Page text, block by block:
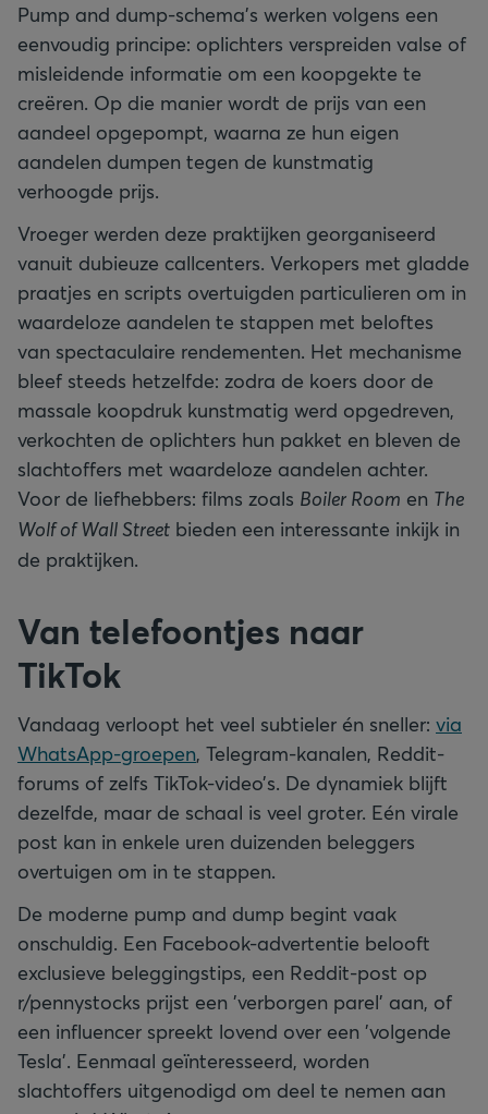
Pump and dump-schema's werken volgens een
eenvoudig principe: oplichters verspreiden valse of
misleidende informatie om een koopgekte te
creëren. Op die manier wordt de prijs van een
aandeel opgepompt, waarna ze hun eigen
aandelen dumpen tegen de kunstmatig
verhoogde prijs.
Vroeger werden deze praktijken georganiseerd
vanuit dubieuze callcenters. Verkopers met gladde
praatjes en scripts overtuigden particulieren om in
waardeloze aandelen te stappen met beloftes
van spectaculaire rendementen. Het mechanisme
bleef steeds hetzelfde: zodra de koers door de
massale koopdruk kunstmatig werd opgedreven,
verkochten de oplichters hun pakket en bleven de
slachtoffers met waardeloze aandelen achter.
Voor de liefhebbers: films zoals Boiler Room en The
Wolf of Wall Street bieden een interessante inkijk in
de praktijken.
Van telefoontjes naar
TikTok
Vandaag verloopt het veel subtieler én sneller: via
WhatsApp-groepen, Telegram-kanalen, Reddit-
forums of zelfs TikTok-video’s. De dynamiek blijft
dezelfde, maar de schaal is veel groter. Eén virale
post kan in enkele uren duizenden beleggers
overtuigen om in te stappen.
De moderne pump and dump begint vaak
onschuldig. Een Facebook-advertentie belooft
exclusieve beleggingstips, een Reddit-post op
r/pennystocks prijst een 'verborgen parel' aan, of
een influencer spreekt lovend over een 'volgende
Tesla'. Eenmaal geïnteresseerd, worden
slachtoffers uitgenodigd om deel te nemen aan